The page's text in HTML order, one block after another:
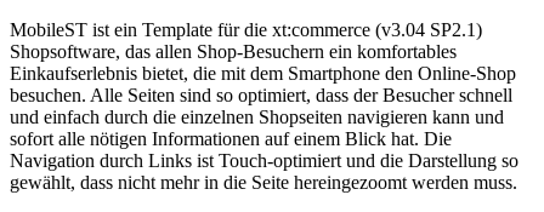
MobileST ist ein Template für die xt:commerce (v3.04 SP2.1)
Shopsoftware, das allen Shop-Besuchern ein komfortables
Einkaufserlebnis bietet, die mit dem Smartphone den Online-Shop
besuchen. Alle Seiten sind so optimiert, dass der Besucher schnell
und einfach durch die einzelnen Shopseiten navigieren kann und
sofort alle nötigen Informationen auf einem Blick hat. Die
Navigation durch Links ist Touch-optimiert und die Darstellung so
gewählt, dass nicht mehr in die Seite hereingezoomt werden muss.